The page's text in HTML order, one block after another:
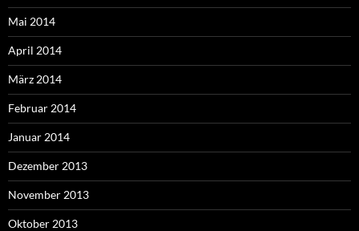
Mai 2014
April 2014
März 2014
Februar 2014
Januar 2014
Dezember 2013
November 2013
Oktober 2013